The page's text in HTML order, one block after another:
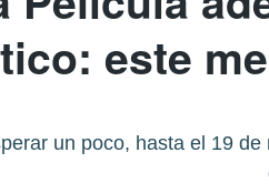
este
un poco, hasta el 19